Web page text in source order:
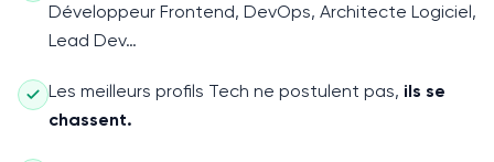
Développeur Frontend, DevOps, Architecte Logiciel,
Lead Dev…
Les meilleurs profils Tech ne postulent pas, ils se
chassent.